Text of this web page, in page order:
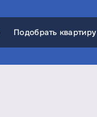
Подобрать квартиру